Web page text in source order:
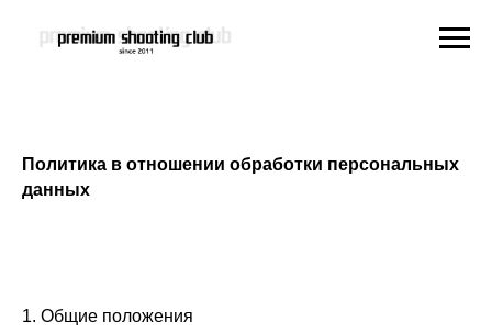
Политика в отношении обработки персональных
данных
1. Общие положения